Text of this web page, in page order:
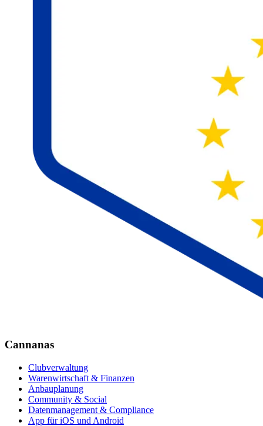
Cannanas
Clubverwaltung
Warenwirtschaft & Finanzen
Anbauplanung
Community & Social
Datenmanagement & Compliance
App für iOS und Android